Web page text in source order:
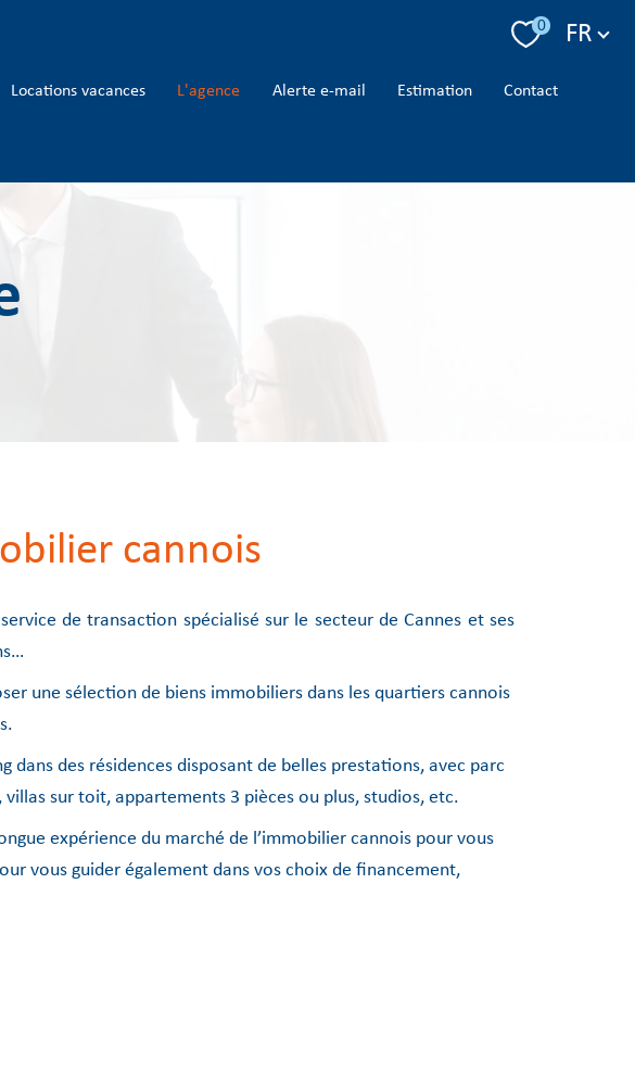
0 FR
locations vacances l'agence alerte e-mail estimation contact
cannois
de transaction spécialisé sur le secteur de Cannes et ses
une sélection de biens immobiliers dans les quartiers cannois
dans des résidences disposant de belles prestations, avec parc
sur toit, appartements 3 pièces ou plus, studios, etc.
expérience du marché de l’immobilier cannois pour vous
vous guider également dans vos choix de financement,